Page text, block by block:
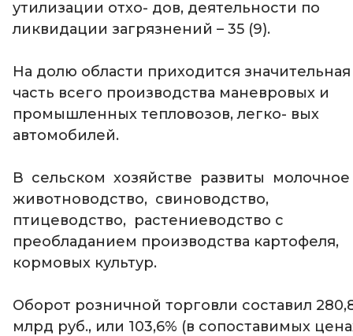
утилизации отхо- дов, деятельности по
ликвидации загрязнений – 35 (9).
На долю области приходится значительная
часть всего производства маневровых и
промышленных тепловозов, легко- вых
автомобилей.
В сельском хозяйстве развиты молочное
животноводство, свиноводство,
птицеводство, растениеводство с
преобладанием производства картофеля,
кормовых культур.
Оборот розничной торговли составил
млрд руб., или 103,6% (в сопоставимых